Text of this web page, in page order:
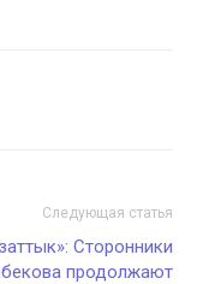
Следующая статья
Сторонники
продолжают